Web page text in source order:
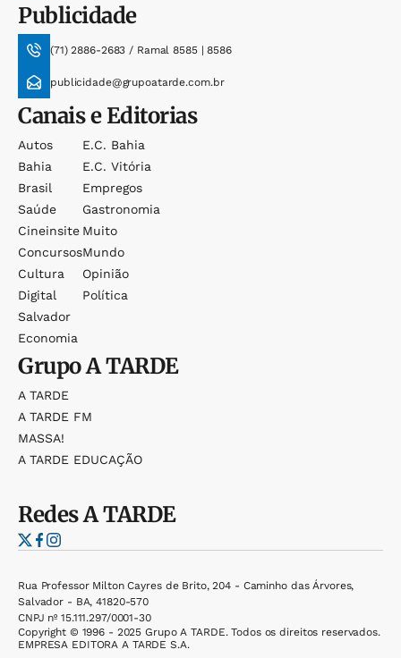
Publicidade
(71) 2886-2683 / Ramal 8585 | 8586
publicidade@grupoatarde.com.br
Canais e Editorias
Autos
Bahia
Brasil
Saúde
Cineinsite
Concursos
Cultura
Digital
Salvador
Economia
E.c. Bahia
E.c. Vitória
Empregos
Gastronomia
Muito
Mundo
Opinião
Política
GrupoA TARDE
A TARDE
A TARDE FM
MASSA!
A TARDE EDUCAÇÃO
RedesA TARDE
Rua Professor Milton Cayres de Brito, 204 - Caminho das Árvores,
Salvador - BA, 41820-570
CNPJ nº 15.111.297/0001-30
Copyright © 1996 - 2025 Grupo A TARDE. Todos os direitos reservados.
EMPRESA EDITORA A TARDE S.A.